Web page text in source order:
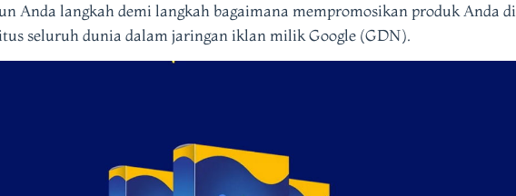
Anda langkah demi langkah bagaimana mempromosikan produk Anda di
seluruh dunia dalam jaringan iklan milik Google (GDN).